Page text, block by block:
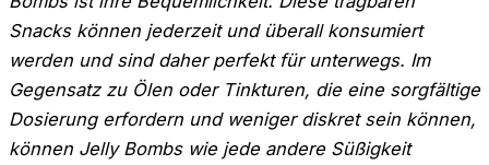
Snacks können jederzeit und überall konsumiert
werden und sind daher perfekt für unterwegs. Im
Gegensatz zu Ölen oder Tinkturen, die eine sorgfältige
Dosierung erfordern und weniger diskret sein können,
können Jelly Bombs wie jede andere Süßigkeit